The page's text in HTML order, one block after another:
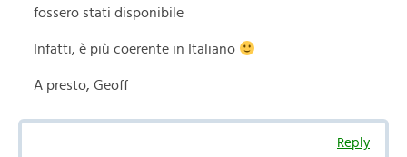
fossero stati disponibile
Infatti, è più coerente in Italiano
A presto, Geoff
Reply